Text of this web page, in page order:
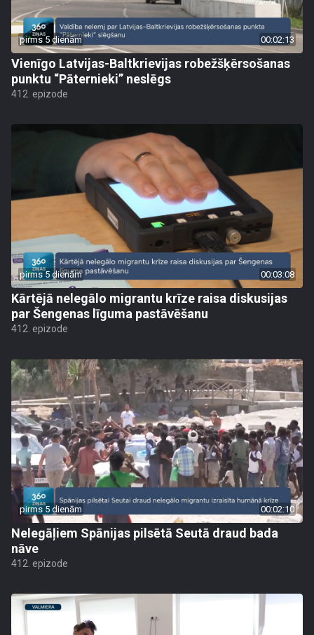
pirms 5 dienām 00:02:13
Vienīgo Latvijas-Baltkrievijas robežšķērsošanas
punktu “Pāternieki” neslēgs
412. epizode
pirms 5 dienām 00:03:08
Kārtējā nelegālo migrantu krīze raisa diskusijas
par Šengenas līguma pastāvēšanu
412. epizode
pirms 5 dienām 00:02:10
Nelegāļiem Spānijas pilsētā Seutā draud bada
nāve
412. epizode